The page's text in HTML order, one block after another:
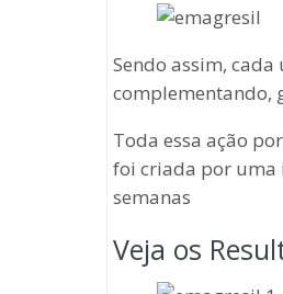
Sendo assim,
complementando,
Toda essa ação
foi criada por uma
semanas
Veja os